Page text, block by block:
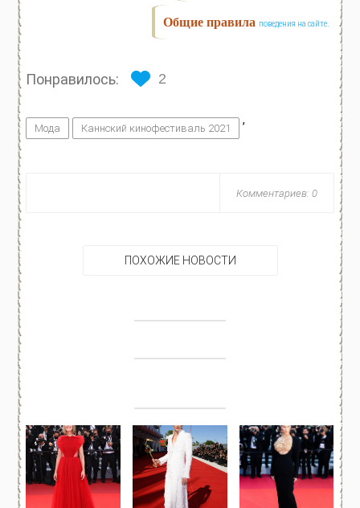
Общие правила поведения на сайте.
Понравилось: 2
Мода
,
Каннский кинофестиваль 2021
Комментариев: 0
ПОХОЖИЕ НОВОСТИ